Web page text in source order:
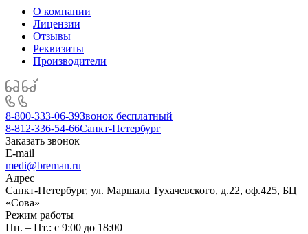
О компании
Лицензии
Отзывы
Реквизиты
Производители
8-800-333-06-39Звонок бесплатный
8-812-336-54-66Санкт-Петербург
Заказать звонок
E-mail
medi@breman.ru
Адрес
Санкт-Петербург, ул. Маршала Тухачевского, д.22, оф.425, БЦ
«Сова»
Режим работы
Пн. – Пт.: с 9:00 до 18:00